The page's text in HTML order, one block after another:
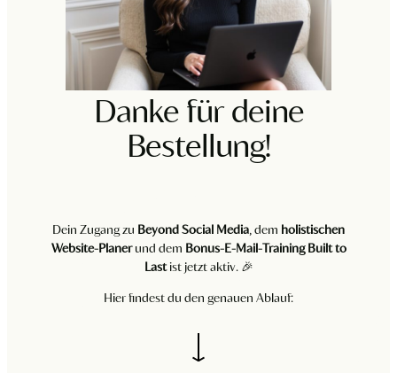
Danke für deine
Bestellung!
Dein Zugang zu Beyond Social Media, dem holistischen
Website-Planerund dem Bonus-E-Mail-Training Built to
Lastist jetzt aktiv. 🎉
Hier findest du den genauen Ablauf: